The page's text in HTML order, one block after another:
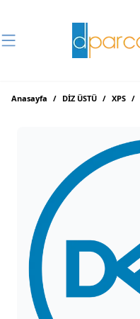
Anasayfa / DİZ ÜSTÜ / XPS /